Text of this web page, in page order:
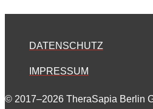
© 2017–2026 TheraSapia Berlin
DATENSCHUTZ
IMPRESSUM